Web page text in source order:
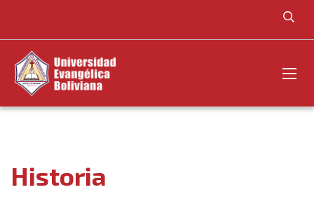
Historia